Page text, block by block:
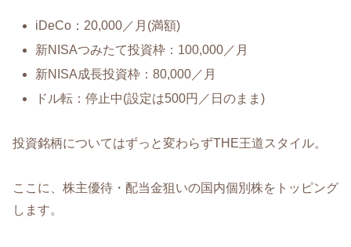
iDeCo：20,000／月(満額)
新NISAつみたて投資枠：100,000／月
新NISA成長投資枠：80,000／月
ドル転：停止中(設定は500円／日のまま)
投資銘柄についてはずっと変わらずTHE王道スタイル。
ここに、株主優待・配当金狙いの国内個別株をトッピング
します。